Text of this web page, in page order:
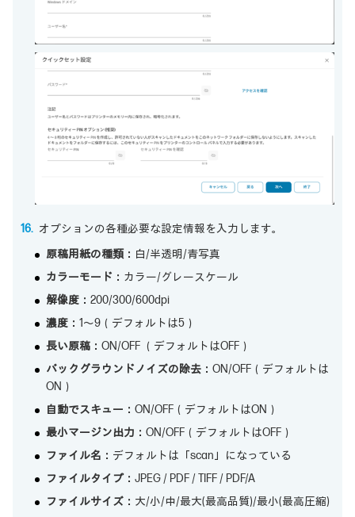
オプションの各種必要な設定情報を入力します。
原稿用紙の種類： 白/半透明/青写真
カラーモード： カラー/グレースケール
解像度：200/300/600dpi
濃度：1～9（デフォルトは5）
長い原稿：ON/OFF （デフォルトはOFF）
バックグラウンドノイズの除去：ON/OFF（デフォルトは
ON）
自動でスキュー：ON/OFF（デフォルトはON）
最小マージン出力：ON/OFF（デフォルトはOFF）
ファイル名： デフォルトは「scan」になっている
ファイルタイプ：JPEG / PDF / TIFF / PDF/A
ファイルサイズ： 大/小/中/最大(最高品質)/最小(最高圧縮)